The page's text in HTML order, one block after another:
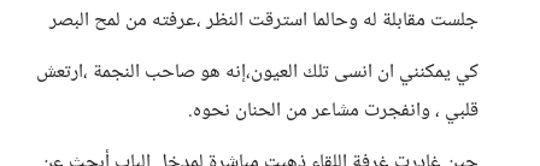
جلست مقابلة له وحالما استرقت النظر ،عرفته من لمح البصر
كي يمكنني ان انسى تلك العيون،إنه هو صاحب النجمة ،ارتعش
قلبي ، وانفجرت مشاعر من الحنان نحوه.